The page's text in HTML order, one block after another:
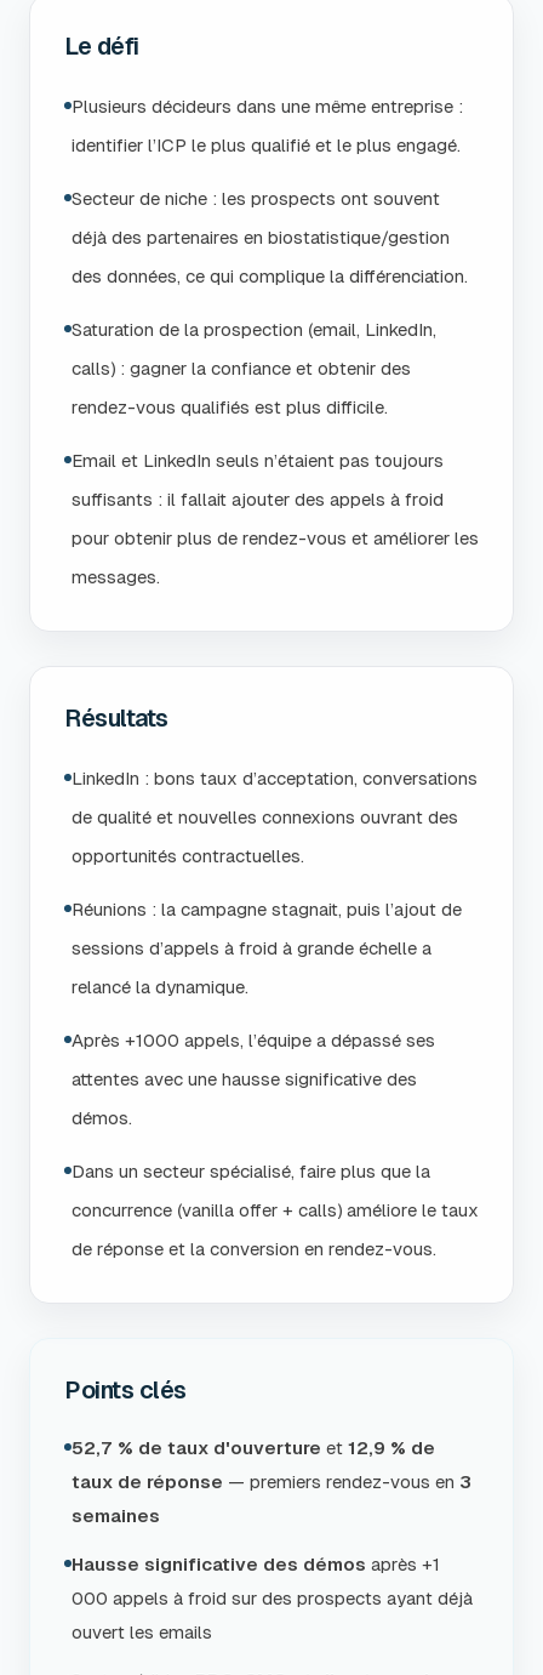
Le défi
Plusieurs décideurs dans une même entreprise :
identifier l’ICP le plus qualifié et le plus engagé.
Secteur de niche : les prospects ont souvent
déjà des partenaires en biostatistique/gestion
des données, ce qui complique la différenciation.
Saturation de la prospection (email, LinkedIn,
calls) : gagner la confiance et obtenir des
rendez-vous qualifiés est plus difficile.
Email et LinkedIn seuls n’étaient pas toujours
suffisants : il fallait ajouter des appels à froid
pour obtenir plus de rendez-vous et améliorer les
messages.
Résultats
LinkedIn : bons taux d’acceptation, conversations
de qualité et nouvelles connexions ouvrant des
opportunités contractuelles.
Réunions : la campagne stagnait, puis l’ajout de
sessions d’appels à froid à grande échelle a
relancé la dynamique.
Après +1000 appels, l’équipe a dépassé ses
attentes avec une hausse significative des
démos.
Dans un secteur spécialisé, faire plus que la
concurrence (vanilla offer + calls) améliore le taux
de réponse et la conversion en rendez-vous.
Points clés
52,7 % de taux d'ouverture et 12,9 % de
taux de réponse — premiers rendez-vous en 3
semaines
Hausse significative des démos après +1
000 appels à froid sur des prospects ayant déjà
ouvert les emails